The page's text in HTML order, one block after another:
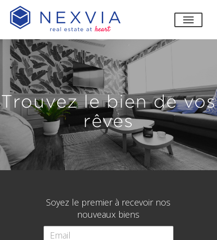
Trouvez le bien de vos
rêves
Soyez le premier à recevoir nos
nouveaux biens